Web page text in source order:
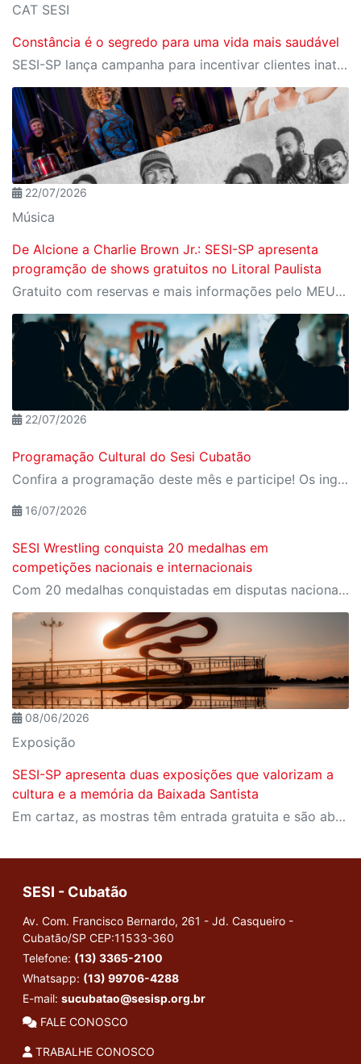
CAT SESI
Constância é o segredo para uma vida mais saudável
SESI-SP lança campanha para incentivar clientes inativos a retomarem a prática de atividades físicas, esporte e lazer com benefícios exclusivos
22/07/2026
Música
De Alcione a Charlie Brown Jr.: SESI-SP apresenta
programção de shows gratuitos no Litoral Paulista
Gratuito com reservas e mais informações pelo MEU SESI
22/07/2026
Programação Cultural do Sesi Cubatão
Confira a programação deste mês e participe! Os ingressos são gratuitos e podem ser retirados pelo MEU SESI
16/07/2026
SESI Wrestling conquista 20 medalhas em
competições nacionais e internacionais
Com 20 medalhas conquistadas em disputas nacionais e internacionais, equipe do SESI celebra resultados expressivos no Wrestling e no Beach Wrestling.
08/06/2026
Exposição
SESI-SP apresenta duas exposições que valorizam a
cultura e a memória da Baixada Santista
Em cartaz, as mostras têm entrada gratuita e são abertas à visitação
SESI - Cubatão
Av. Com. Francisco Bernardo, 261 - Jd. Casqueiro -
Cubatão/SP CEP:11533-360
Telefone: (13) 3365-2100
Whatsapp: (13) 99706-4288
E-mail: sucubatao@sesisp.org.br
FALE CONOSCO
TRABALHE CONOSCO